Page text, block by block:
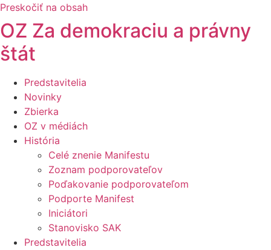
Preskočiť na obsah
OZ Za demokraciu a právny
štát
Predstavitelia
Novinky
Zbierka
OZ v médiách
História
Celé znenie Manifestu
Zoznam podporovateľov
Poďakovanie podporovateľom
Podporte Manifest ​
Iniciátori
Stanovisko SAK
Predstavitelia